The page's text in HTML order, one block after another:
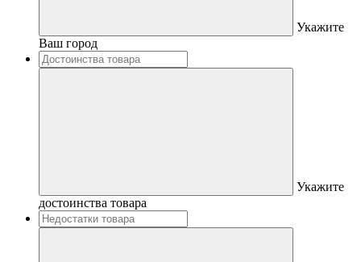
Укажите
Ваш город
Укажите
достоинства товара